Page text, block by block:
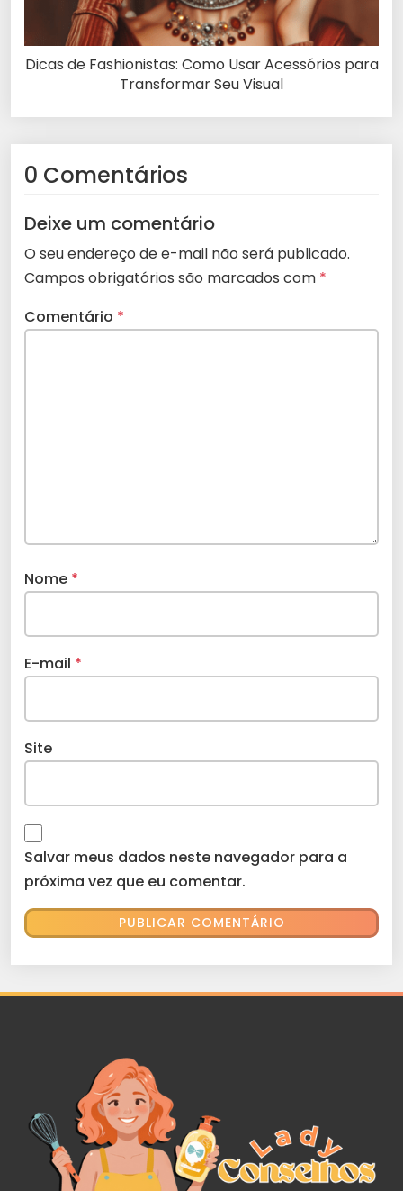
Dicas de Fashionistas: Como Usar Acessórios para
Transformar Seu Visual
0 Comentários
Deixe um comentário
O seu endereço de e-mail não será publicado.
Campos obrigatórios são marcados com *
Comentário *
Nome *
E-mail *
Site
Salvar meus dados neste navegador para a
próxima vez que eu comentar.